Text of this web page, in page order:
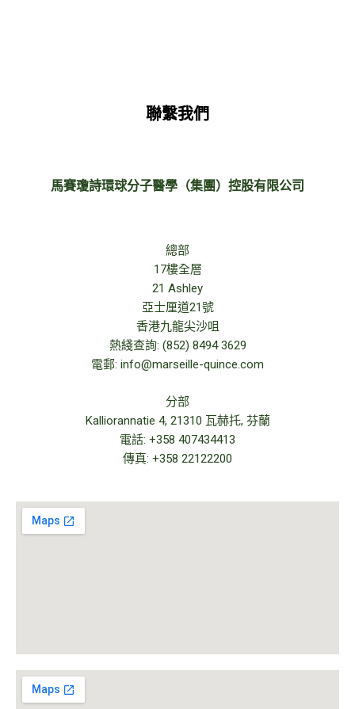
聯繫我們
馬賽瓊詩環球分子醫學（集團）控股有限公司
總部
17樓全層
21 Ashley
亞士厘道21號
香港九龍尖沙咀
熱綫查詢: (852) 8494 3629
電郵: info@marseille-quince.com
分部
Kalliorannatie 4, 21310 瓦赫托, 芬蘭
電話: +358 407434413
傳真: +358 22122200